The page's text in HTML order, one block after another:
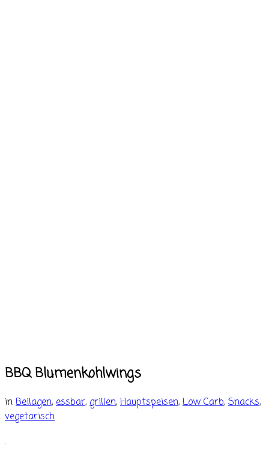
BBQ Blumenkohlwings
in Beilagen, essbar, grillen, Hauptspeisen, Low Carb, Snacks,
vegetarisch
.